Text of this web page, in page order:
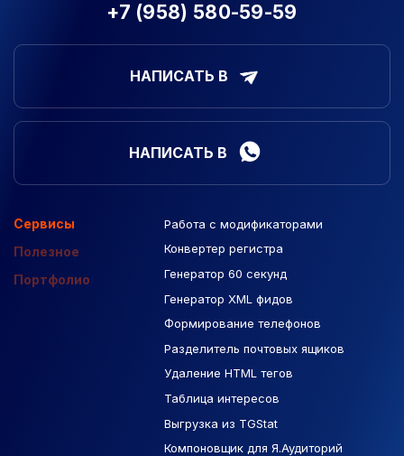
+7 (958) 580-59-59
НАПИСАТЬ В
НАПИСАТЬ В
Сервисы
Полезное
Портфолио
Работа с модификаторами
Конвертер регистра
Генератор 60 секунд
Генератор XML фидов
Формирование телефонов
Разделитель почтовых ящиков
Удаление HTML тегов
Таблица интересов
Выгрузка из TGStat
Компоновщик для Я.Аудиторий
Подборка сайтов
Макеты Figma
База Яндекс Карты
РСЯ площадки
Созданные сайты
Контекстная реклама